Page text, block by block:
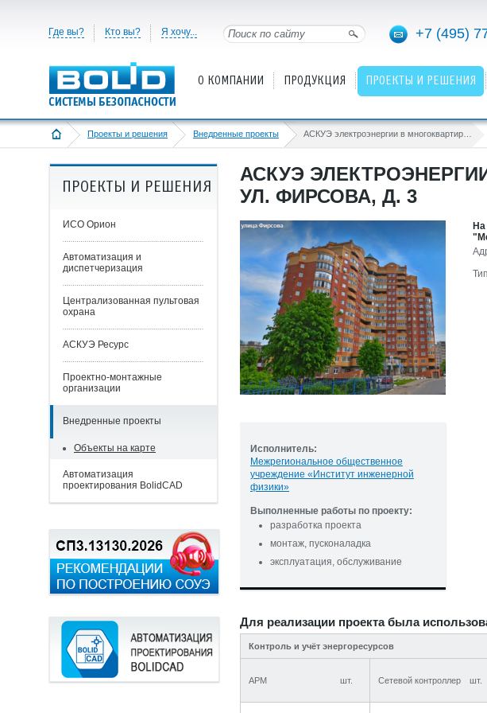
Где вы? Кто вы? Я хочу... +7 (495)
О КОМПАНИИ ПРОДУКЦИЯ ПРОЕКТЫ И РЕШЕНИЯ
Проекты и решения Внедренные проекты
ПРОЕКТЫ И РЕШЕНИЯ
ИСО Орион
Автоматизация и
диспетчеризация
Централизованная пультовая
охрана
АСКУЭ Ресурс
Проектно-монтажные
организации
Внедренные проекты
Объекты на карте
Автоматизация
проектирования BolidCAD
АСКУЭ
УЛ. ФИРСОВА, Д. 3
Исполнитель:
Межрегиональное общественное
учреждение «Институт инженерной
физики»
Выполненные работы по проекту:
разработка проекта
монтаж, пусконаладка
эксплуатация, обслуживание
Для реализации проекта была
Контроль и учёт энергоресурсов
АРМ шт. Сетевой контроллер шт.